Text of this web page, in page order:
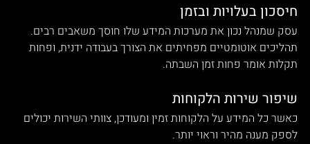
חיסכון בעלויות ובזמן
עסק שמנהל נכון את מערכות המידע שלו חוסך משאבים רבים.
תהליכים אוטומטיים מפחיתים את הצורך בעבודה ידנית, ופחות
תקלות אומר פחות זמן השבתה.
שיפור שירות הלקוחות
כאשר כל המידע על הלקוחות זמין ומעודכן, צוותי השירות יכולים
לספק מענה מהיר וראוי יותר.